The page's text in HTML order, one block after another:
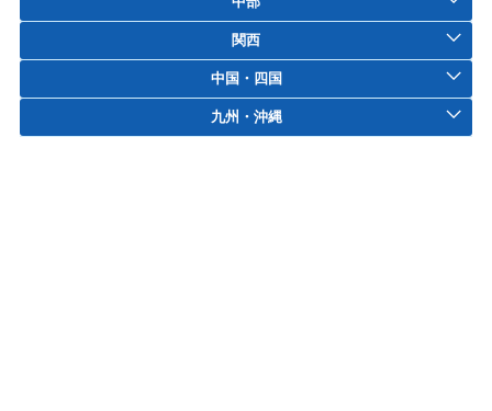
関西
中国・四国
九州・沖縄